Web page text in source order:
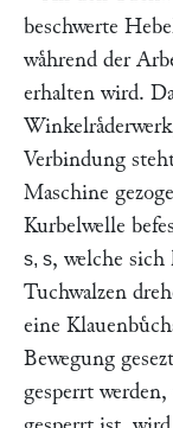
beschwerte
waͤhrend der
erhalten wird.
Verbindung
Maschine
Kurbelwelle
s, s, welche sich
Tuchwalzen
eine
Bewegung
gesperrt